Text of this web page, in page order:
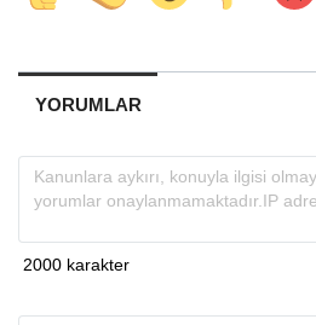
YORUMLAR